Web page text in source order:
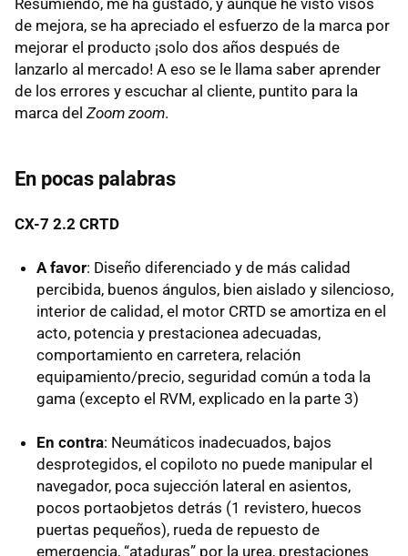
de mejora, se ha apreciado el esfuerzo de la marca por
mejorar el producto ¡solo dos años después de
lanzarlo al mercado! A eso se le llama saber aprender
de los errores y escuchar al cliente, puntito para la
marca del Zoom zoom.
En pocas palabras
CX-7 2.2 CRTD
A favor: Diseño diferenciado y de más calidad
percibida, buenos ángulos, bien aislado y silencioso,
interior de calidad, el motor CRTD se amortiza en el
acto, potencia y prestacionea adecuadas,
comportamiento en carretera, relación
equipamiento/precio, seguridad común a toda la
gama (excepto el RVM, explicado en la parte 3)
En contra: Neumáticos inadecuados, bajos
desprotegidos, el copiloto no puede manipular el
navegador, poca sujección lateral en asientos,
pocos portaobjetos detrás (1 revistero, huecos
puertas pequeños), rueda de repuesto de
emergencia, “ataduras” por la urea, prestaciones